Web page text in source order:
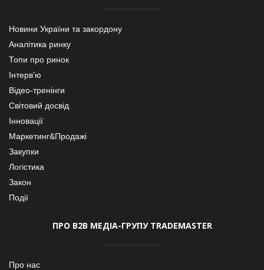
Новини України та закордону
Аналітика ринку
Топи про ринок
Інтерв’ю
Відео-тренінги
Світовий досвід
Інновації
Маркетинг&Продажі
Закупки
Логістика
Закон
Події
ПРО В2В МЕДІА-ГРУПУ TRADEMASTER
Про нас